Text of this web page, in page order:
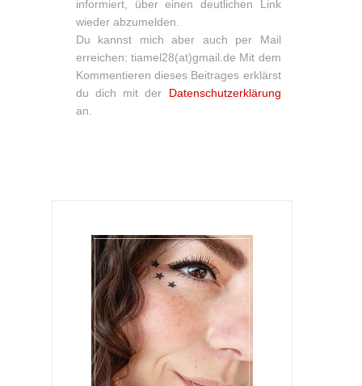
informiert, über einen deutlichen Link
wieder abzumelden.
Du kannst mich aber auch per Mail
erreichen: tiamel28(at)gmail.de Mit dem
Kommentieren dieses Beitrages erklärst
du dich mit der Datenschutzerklärung
an.